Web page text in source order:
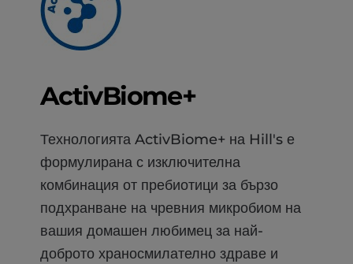
ActivBiome+
Технологията ActivBiome+ на Hill's е
формулирана с изключителна
комбинация от пребиотици за бързо
подхранване на чревния микробиом на
вашия домашен любимец за най-
доброто храносмилателно здраве и